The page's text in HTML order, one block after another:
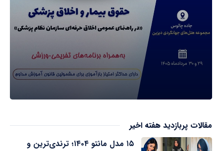
مقالات پربازدید هفته اخیر
۱۵ مدل مانتو ۱۴۰۴؛ ترندی‌ترین و